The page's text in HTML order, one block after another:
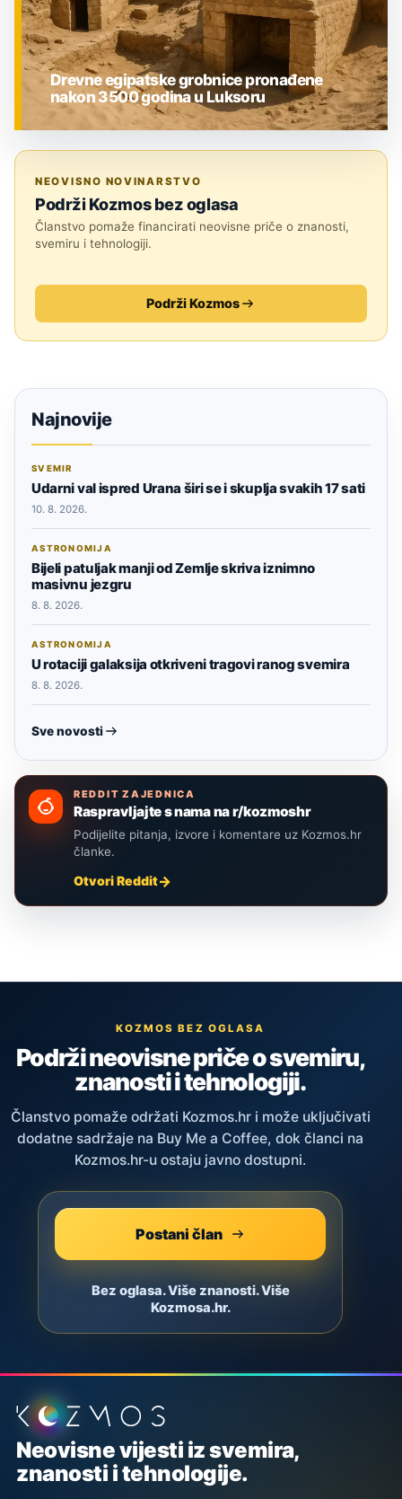
Drevne egipatske grobnice pronađene
nakon 3500 godina u Luksoru
NEOVISNO NOVINARSTVO
Podrži Kozmos bez oglasa
Članstvo pomaže financirati neovisne priče o znanosti,
svemiru i tehnologiji.
Podrži Kozmos
Najnovije
SVEMIR
Udarni val ispred Urana širi se i skuplja svakih 17 sati
10. 8. 2026.
ASTRONOMIJA
Bijeli patuljak manji od Zemlje skriva iznimno
masivnu jezgru
8. 8. 2026.
ASTRONOMIJA
U rotaciji galaksija otkriveni tragovi ranog svemira
8. 8. 2026.
Sve novosti
REDDIT ZAJEDNICA
Raspravljajte s nama na r/kozmoshr
Podijelite pitanja, izvore i komentare uz Kozmos.hr
članke.
Otvori Reddit
KOZMOS BEZ OGLASA
Podrži neovisne priče o svemiru,
znanosti i tehnologiji.
Članstvo pomaže održati Kozmos.hr i može uključivati
dodatne sadržaje na Buy Me a Coffee, dok članci na
Kozmos.hr-u ostaju javno dostupni.
Postani član
Bez oglasa. Više znanosti. Više
Kozmosa.hr.
Podnožje stranice
Neovisne vijesti iz svemira,
znanosti i tehnologije.